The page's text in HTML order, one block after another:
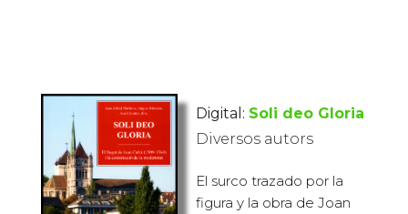
Digital: Soli deo Gloria
Diversos autors
El surco trazado por la
figura y la obra de Joan